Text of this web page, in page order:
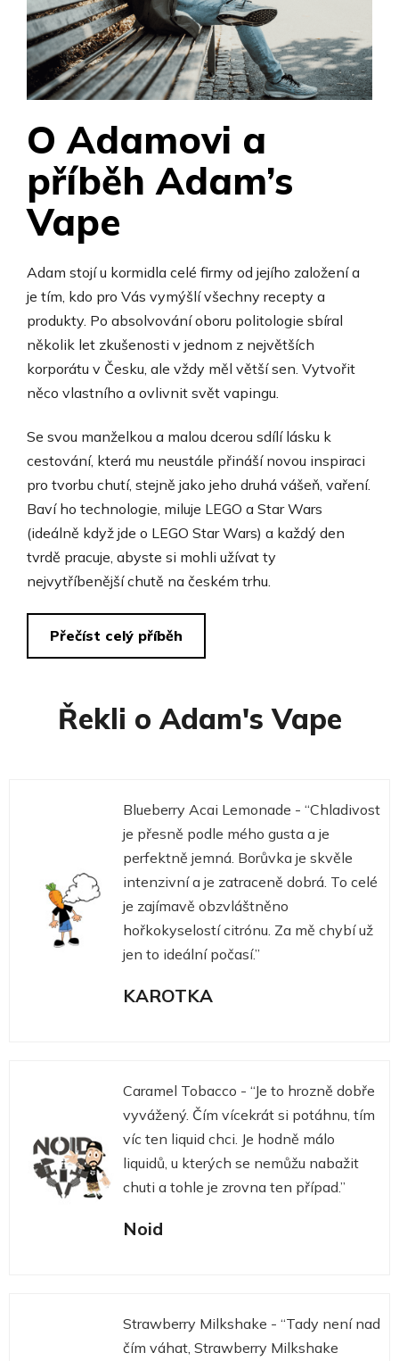
O Adamovi a
příběh Adam’s
Vape
Adam stojí u kormidla celé firmy od jejího založení a
je tím, kdo pro Vás vymýšlí všechny recepty a
produkty. Po absolvování oboru politologie sbíral
několik let zkušenosti v jednom z největších
korporátu v Česku, ale vždy měl větší sen. Vytvořit
něco vlastního a ovlivnit svět vapingu.
Se svou manželkou a malou dcerou sdílí lásku k
cestování, která mu neustále přináší novou inspiraci
pro tvorbu chutí, stejně jako jeho druhá vášeň, vaření.
Baví ho technologie, miluje LEGO a Star Wars
(ideálně když jde o LEGO Star Wars) a každý den
tvrdě pracuje, abyste si mohli užívat ty
nejvytříbenější chutě na českém trhu.
Přečíst celý příběh
Řekli o Adam's Vape
Blueberry Acai Lemonade - “Chladivost
je přesně podle mého gusta a je
perfektně jemná. Borůvka je skvěle
intenzivní a je zatraceně dobrá. To celé
je zajímavě obzvláštněno
hořkokyselostí citrónu. Za mě chybí už
jen to ideální počasí.”
KAROTKA
Caramel Tobacco - “Je to hrozně dobře
vyvážený. Čím vícekrát si potáhnu, tím
víc ten liquid chci. Je hodně málo
liquidů, u kterých se nemůžu nabažit
chuti a tohle je zrovna ten případ.”
Noid
Strawberry Milkshake - “Tady není nad
čím váhat, Strawberry Milkshake